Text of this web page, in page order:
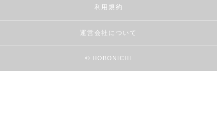
利用規約
運営会社について
© HOBONICHI